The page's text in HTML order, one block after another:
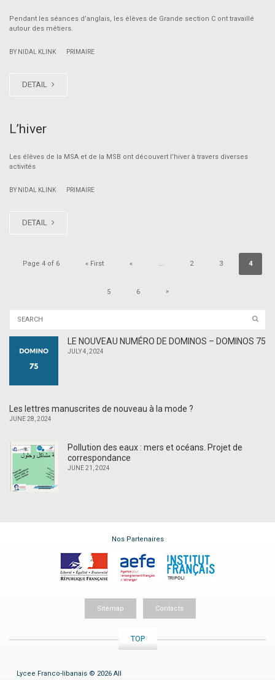
Pendant les séances d’anglais, les élèves de Grande section C ont travaillé
autour des métiers.
BY NIDAL KLINK PRIMAIRE
DETAIL
L’hiver
Les élèves de la MSA et de la MSB ont découvert l’hiver à travers diverses
activités
BY NIDAL KLINK PRIMAIRE
DETAIL
Page 4 of 6 « First « ... 2 3 4
5 6 »
LE NOUVEAU NUMÉRO DE DOMINOS – DOMINOS 75
JULY 4, 2024
Les lettres manuscrites de nouveau à la mode ?
JUNE 28, 2024
Pollution des eaux : mers et océans. Projet de
correspondance
JUNE 21, 2024
Nos Partenaires
Sitemap Contacts
TOP
Lycee Franco-libanais © 2026 All